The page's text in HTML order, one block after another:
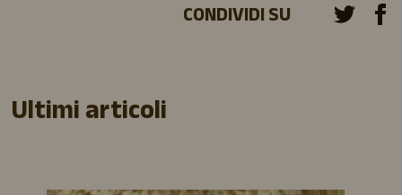
CONDIVIDI SU
Ultimi articoli